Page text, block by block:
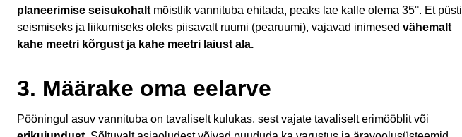
planeerimise seisukohalt mõistlik vannituba ehitada, peaks lae kalle olema 35°. Et püsti
seismiseks ja liikumiseks oleks piisavalt ruumi (pearuumi), vajavad inimesed vähemalt
kahe meetri kõrgust ja kahe meetri laiust ala.
3. Määrake oma eelarve
Pööningul asuv vannituba on tavaliselt kulukas, sest vajate tavaliselt erimööblit või